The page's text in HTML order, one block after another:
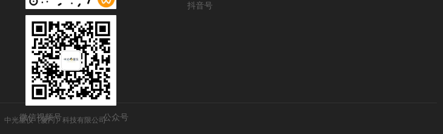
中光星仪（厦门）科技有限公司
微信视频号 公众号
抖音号